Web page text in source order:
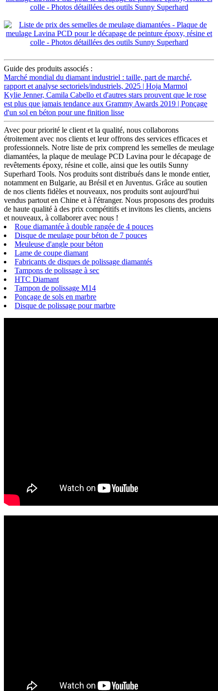
Guide des produits associés :
Marché mondial du diamant industriel : taille, part de marché,
rapport et analyse sectoriels/industriels, 2025 | Hoja Marmol
Kylie Jenner, Camila Cabello et d'autres stars prouvent que le rose
est plus que jamais tendance aux Grammy Awards 2019 | Ponçage
d'un sol en béton pour une finition lisse
Avec pour priorité le client et la qualité, nous collaborons
étroitement avec nos clients et leur offrons des services efficaces et
professionnels. Notre liste de prix comprend les semelles de meulage
diamantées, la plaque de meulage PCD Lavina pour le décapage de
revêtements époxy, résine et colle, ainsi que les outils Sunny
Superhard Tools. Nos produits sont distribués dans le monde entier,
notamment en Bulgarie, au Brésil et en Juventus. Grâce au soutien
de nos clients fidèles et nouveaux, nos produits sont aujourd'hui
vendus partout en Chine et à l'étranger. Nous proposons des produits
de haute qualité à des prix compétitifs et invitons les clients, anciens
et nouveaux, à collaborer avec nous !
Roue diamantée à double rangée de 4 pouces
Disque de meulage pour béton de 7 pouces
Meuleuse d'angle pour béton
Lame de coupe diamant
Fabricants de disques de polissage diamantés
Tampons de polissage à sec
HTC Diamant
Tampon de polissage M14
Ponçage de sols en marbre
Disque de polissage pour marbre